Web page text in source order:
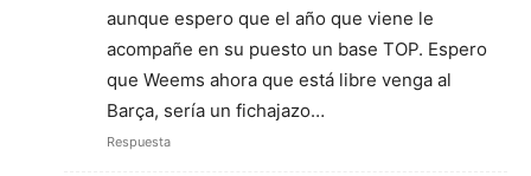
aunque espero que el año que viene le
acompañe en su puesto un base TOP. Espero
que Weems ahora que está libre venga al
Barça, sería un fichajazo…
Respuesta